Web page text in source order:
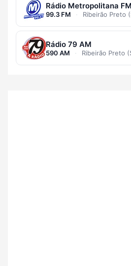
Rádio Metropolitana
99.3 FM · Ribeirão Preto
Rádio 79 AM
590 AM · Ribeirão Preto